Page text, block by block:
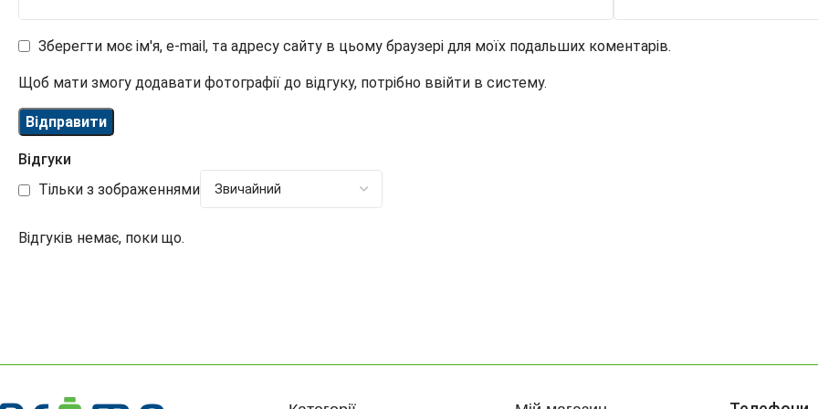
Відгуки
Тільки з зображеннями
Відгуків немає, поки що.
Зберегти моє ім'я, e-mail, та адресу сайту в цьому браузері для моїх подальших коментарів.
Щоб мати змогу додавати фотографії до відгуку, потрібно ввійти в систему.